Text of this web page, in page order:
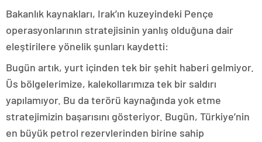
Bakanlık kaynakları, Irak’ın kuzeyindeki Pençe
operasyonlarının stratejisinin yanlış olduğuna dair
eleştirilere yönelik şunları kaydetti:
Bugün artık, yurt içinden tek bir şehit haberi gelmiyor.
Üs bölgelerimize, kalekollarımıza tek bir saldırı
yapılamıyor. Bu da terörü kaynağında yok etme
stratejimizin başarısını gösteriyor. Bugün, Türkiye’nin
en büyük petrol rezervlerinden birine sahip